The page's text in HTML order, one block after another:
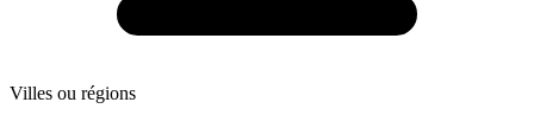
Villes ou régions